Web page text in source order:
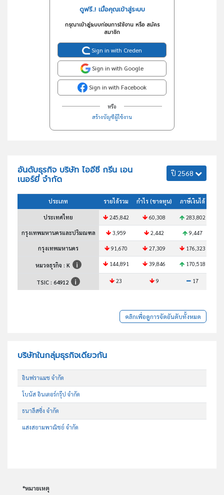
ดูฟรี..! เมื่อคุณเข้าสู่ระบบ
กรุณาเข้าสู่ระบบก่อนการใช้งาน หรือ สมัคร
สมาชิก
Sign in with Creden
Sign in with Google
Sign in with Facebook
หรือ
สร้างบัญชีผู้ใช้งาน
อันดับธุรกิจ บริษัท ไออีซี กรีน เอน
เนอร์ยี่ จำกัด
ปี 2568
ประเภท รายได้รวม กำไร (ขาดทุน) ภาษีเงินได้
ประเทศไทย 245,842 60,308 283,802
กรุงเทพมหานครและปริมณฑล 3,959 2,442 9,447
กรุงเทพมหานคร 91,670 27,309 176,323
หมวดธุรกิจ : K 144,891 39,846 170,518
TSIC : 64912 23 9 17
คลิกเพื่อดูการจัดอันดับทั้งหมด
บริษัทในกลุ่มธุรกิจเดียวกัน
อินฟราแมช จำกัด
โบนัส อินเตอร์กรุ๊ป จำกัด
ธนาลีสซิ่ง จำกัด
แสงสยามพาณิชย์ จำกัด
*หมายเหตุ